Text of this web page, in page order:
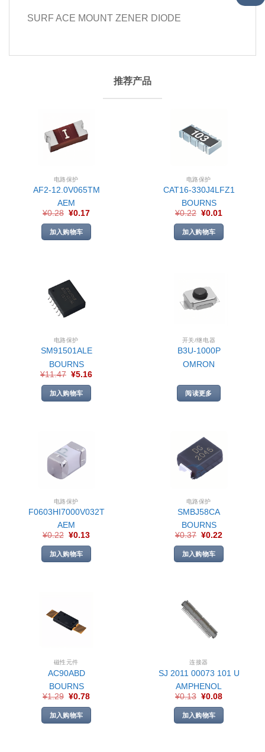
SURF ACE MOUNT ZENER DIODE
推荐产品
电路保护
AF2-12.0V065TM
AEM
¥0.28 ¥0.17
加入购物车
电路保护
CAT16-330J4LFZ1
BOURNS
¥0.22 ¥0.01
加入购物车
电路保护
SM91501ALE
BOURNS
¥11.47 ¥5.16
加入购物车
开关/继电器
B3U-1000P
OMRON
阅读更多
电路保护
F0603HI7000V032T
AEM
¥0.22 ¥0.13
加入购物车
电路保护
SMBJ58CA
BOURNS
¥0.37 ¥0.22
加入购物车
磁性元件
AC90ABD
BOURNS
¥1.29 ¥0.78
加入购物车
连接器
SJ 2011 00073 101 U
AMPHENOL
¥0.13 ¥0.08
加入购物车